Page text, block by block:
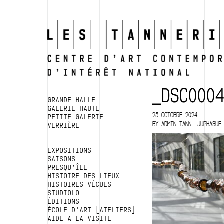
GRANDE HALLE
GALERIE HAUTE
PETITE GALERIE
VERRIÈRE
EXPOSITIONS
SAISONS
PRESQU’ÎLE
HISTOIRE DES LIEUX
HISTOIRES VÉCUES
STUDIOLO
ÉDITIONS
ÉCOLE D’ART [ATELIERS]
AIDE A LA VISITE
_DSC0004
25 OCTOBRE 2024
BY ADMIN_TANN_ JUPHA3UF